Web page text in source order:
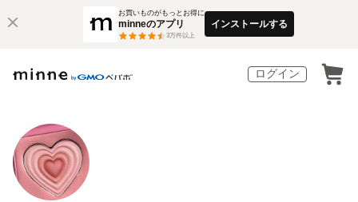
お買いものがもっとお得に
minneのアプリ
3万件以上
インストールする
ログイン